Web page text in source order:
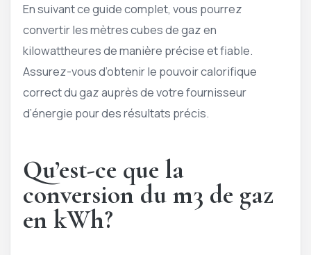
En suivant ce guide complet, vous pourrez
convertir les mètres cubes de gaz en
kilowattheures de manière précise et fiable.
Assurez-vous d’obtenir le pouvoir calorifique
correct du gaz auprès de votre fournisseur
d’énergie pour des résultats précis.
Qu’est-ce que la
conversion du m3 de gaz
en kWh?